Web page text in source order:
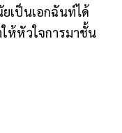
เป็นเอกฉันท์ได้
ห้หัวใจการมาชั้น